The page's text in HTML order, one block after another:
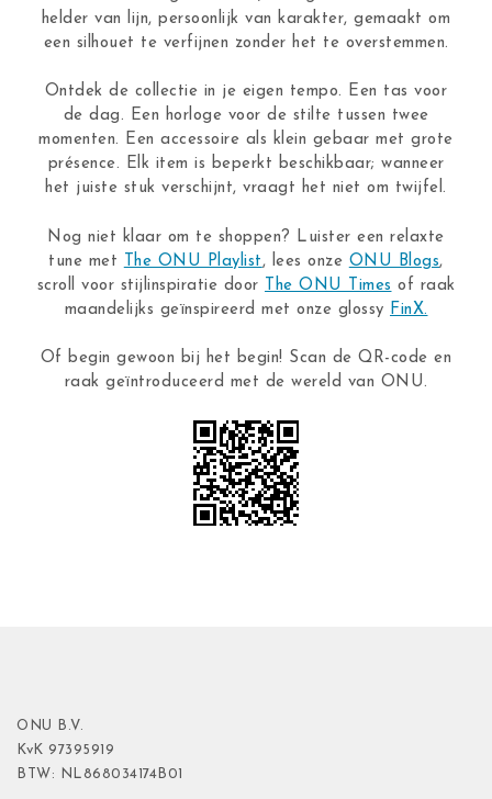
helder van lijn, persoonlijk van karakter, gemaakt om
een silhouet te verfijnen zonder het te overstemmen.
Ontdek de collectie in je eigen tempo. Een tas voor
de dag. Een horloge voor de stilte tussen twee
momenten. Een accessoire als klein gebaar met grote
présence. Elk item is beperkt beschikbaar; wanneer
het juiste stuk verschijnt, vraagt het niet om twijfel.
Nog niet klaar om te shoppen? Luister een relaxte
tune met
The ONU Playlist , lees onze ONU Blogs,
scroll voor stijlinspiratie door
The ONU Times of raak
maandelijks geïnspireerd met onze glossy FinX.
Of begin gewoon bij het begin! Scan de QR-code en
raak geïntroduceerd met de wereld van ONU.
ONU B.V.
KvK 97395919
BTW: NL868034174B01